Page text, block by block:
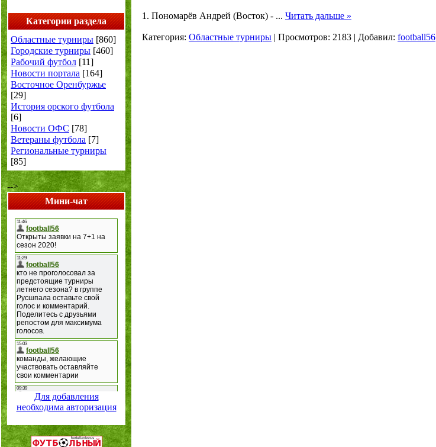
Категории раздела
Областные турниры [860]
Городские турниры [460]
Рабочий футбол [11]
Новости портала [164]
Восточное Оренбуржье
[29]
История орского футбола
[6]
Новости ОФС [78]
Ветераны футбола [7]
Региональные турниры
[85]
-->
Мини-чат
Для добавления
необходима авторизация
1. Пономарёв Андрей (Восток) - ... Читать дальше »
Категория: Областные турниры | Просмотров: 2183 | Добавил: football56